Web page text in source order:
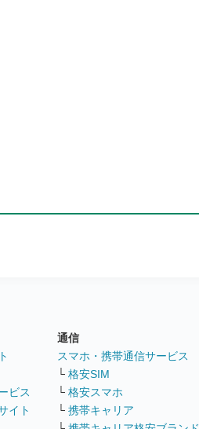
ビス
イト
通信
スマホ・携帯通信サービス
└ 格安SIM
└ 格安スマホ
└ 携帯キャリア